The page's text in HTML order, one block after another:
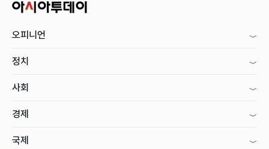
오피니언
정치
사회
경제
국제